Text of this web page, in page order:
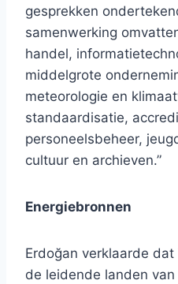
gesprekken
samenwerking
handel,
middelgrote
meteorologie en
standaardisatie,
personeelsbeheer,
cultuur en archieven.”
Energiebronnen
Erdoğan verklaarde
de leidende landen